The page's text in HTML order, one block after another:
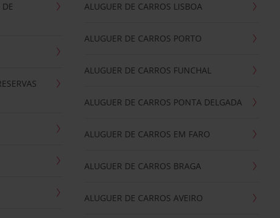
ALUGUER DE CARROS LISBOA
ALUGUER DE CARROS PORTO
ALUGUER DE CARROS FUNCHAL
ALUGUER DE CARROS PONTA DELGADA
ALUGUER DE CARROS EM FARO
ALUGUER DE CARROS BRAGA
ALUGUER DE CARROS AVEIRO